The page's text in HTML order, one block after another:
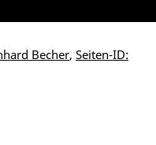
Becher, Seiten-ID: